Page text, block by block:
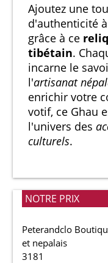
Ajoutez une
d'authenticité
grâce à ce
tibétain.
incarne le
l'artisanat
enrichir votre
votif, ce Ghau
l'univers des
culturels.
NOTRE PRIX
Peterandclo
et nepalais
3181